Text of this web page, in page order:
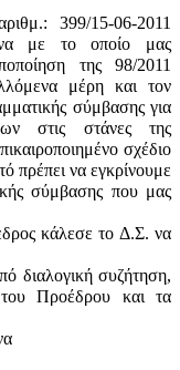
399/15-06-2011
με το οποίο μας
της 98/2011
μέρη και τον
σύμβασης για
στις στάνες της
σχέδιο
πρέπει να εγκρίνουμε
σύμβασης που μας
κάλεσε το Δ.Σ. να
διαλογική συζήτηση,
Προέδρου και τα